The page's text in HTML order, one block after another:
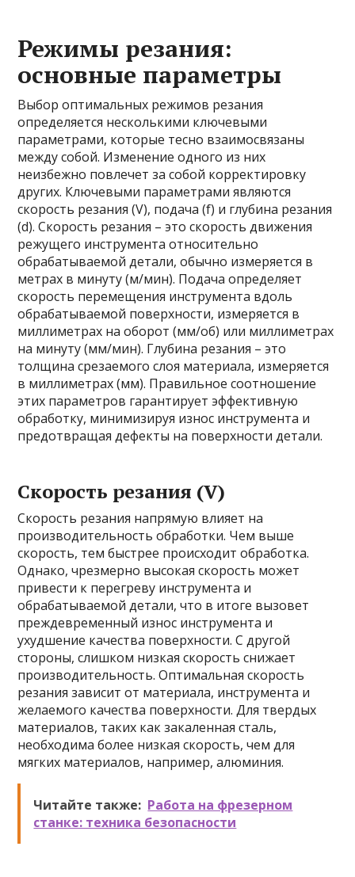
Режимы резания:
основные параметры
Выбор оптимальных режимов резания
определяется несколькими ключевыми
параметрами, которые тесно взаимосвязаны
между собой. Изменение одного из них
неизбежно повлечет за собой корректировку
других. Ключевыми параметрами являются
скорость резания (V), подача (f) и глубина резания
(d). Скорость резания – это скорость движения
режущего инструмента относительно
обрабатываемой детали, обычно измеряется в
метрах в минуту (м/мин). Подача определяет
скорость перемещения инструмента вдоль
обрабатываемой поверхности, измеряется в
миллиметрах на оборот (мм/об) или миллиметрах
на минуту (мм/мин). Глубина резания – это
толщина срезаемого слоя материала, измеряется
в миллиметрах (мм). Правильное соотношение
этих параметров гарантирует эффективную
обработку, минимизируя износ инструмента и
предотвращая дефекты на поверхности детали.
Скорость резания (V)
Скорость резания напрямую влияет на
производительность обработки. Чем выше
скорость, тем быстрее происходит обработка.
Однако, чрезмерно высокая скорость может
привести к перегреву инструмента и
обрабатываемой детали, что в итоге вызовет
преждевременный износ инструмента и
ухудшение качества поверхности. С другой
стороны, слишком низкая скорость снижает
производительность. Оптимальная скорость
резания зависит от материала, инструмента и
желаемого качества поверхности. Для твердых
материалов, таких как закаленная сталь,
необходима более низкая скорость, чем для
мягких материалов, например, алюминия.
Читайте также: Работа на фрезерном
станке: техника безопасности